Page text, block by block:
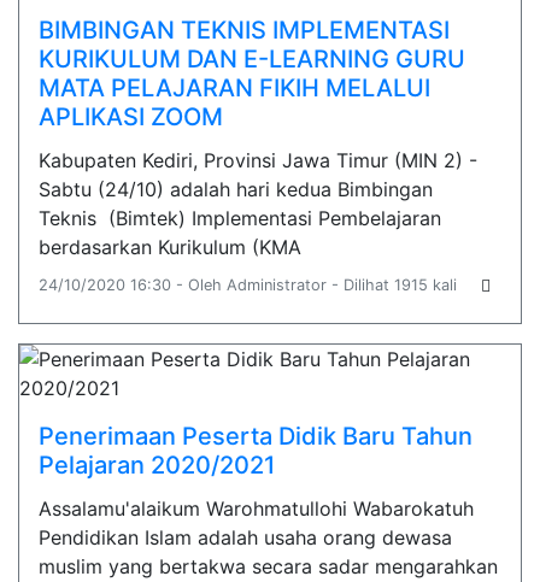
BIMBINGAN TEKNIS IMPLEMENTASI
KURIKULUM DAN E-LEARNING GURU
MATA PELAJARAN FIKIH MELALUI
APLIKASI ZOOM
Kabupaten Kediri, Provinsi Jawa Timur (MIN 2) -
Sabtu (24/10) adalah hari kedua Bimbingan
Teknis (Bimtek) Implementasi Pembelajaran
berdasarkan Kurikulum (KMA
24/10/2020 16:30 - Oleh Administrator - Dilihat 1915 kali
Penerimaan Peserta Didik Baru Tahun
Pelajaran 2020/2021
Assalamu'alaikum Warohmatullohi Wabarokatuh
Pendidikan Islam adalah usaha orang dewasa
muslim yang bertakwa secara sadar mengarahkan